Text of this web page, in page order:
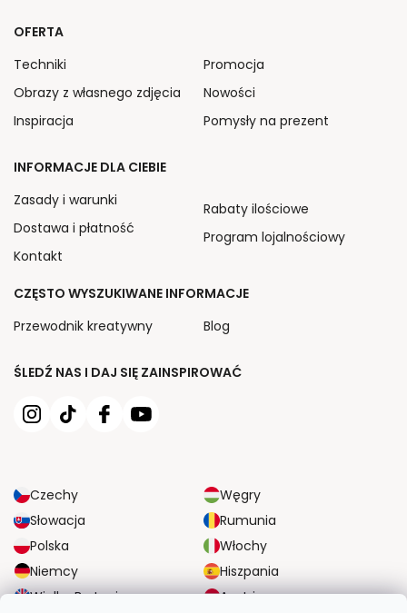
ŚLEDŹ NAS I DAJ SIĘ ZAINSPIROWAĆ
Czechy
Węgry
Słowacja
Rumunia
Polska
Włochy
Niemcy
Hiszpania
Wielka Brytania
Austria
OFERTA
Techniki
Obrazy z własnego zdjęcia
Inspiracja
Promocja
Nowości
Pomysły na prezent
INFORMACJE DLA CIEBIE
Zasady i warunki
Dostawa i płatność
Kontakt
Rabaty ilościowe
Program lojalnościowy
CZĘSTO WYSZUKIWANE INFORMACJE
Przewodnik kreatywny
Blog